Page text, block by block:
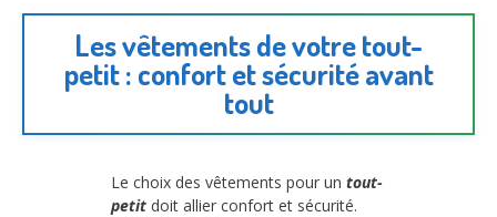
Les vêtements de votre tout-
petit : confort et sécurité avant
tout
Le choix des vêtements pour un tout-
petit doit allier confort et sécurité.